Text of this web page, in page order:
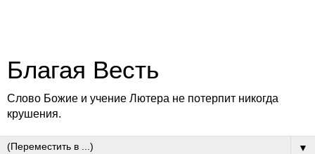
Благая Весть
Слово Божие и учение Лютера не потерпит никогда
крушения.
▼